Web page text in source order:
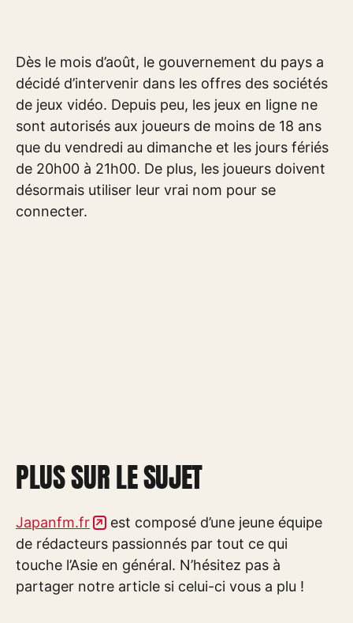
Dès le mois d’août, le gouvernement du pays a
décidé d’intervenir dans les offres des sociétés
de jeux vidéo. Depuis peu, les jeux en ligne ne
sont autorisés aux joueurs de moins de 18 ans
que du vendredi au dimanche et les jours fériés
de 20h00 à 21h00. De plus, les joueurs doivent
désormais utiliser leur vrai nom pour se
connecter.
PLUS SUR LE SUJET
Japanfm.fr
est composé d’une jeune équipe
de rédacteurs passionnés par tout ce qui
touche l’Asie en général. N’hésitez pas à
partager notre article si celui-ci vous a plu !